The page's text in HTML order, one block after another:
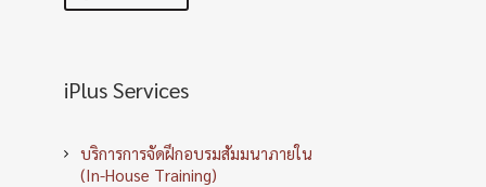
iPlus Services
บริการการจัดฝึกอบรมสัมมนาภายใน
(In-House Training)